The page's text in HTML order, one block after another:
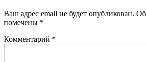
Ваш адрес email не будет опубликован.
помечены *
Комментарий *